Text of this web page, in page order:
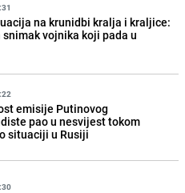
na krunidbi kralja i kraljice:
vojnika koji pada u
emisije Putinovog
pao u nesvijest tokom
situaciji u Rusiji